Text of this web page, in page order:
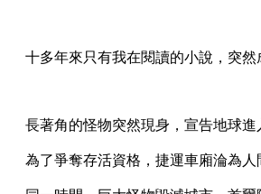
十多年來只有我在閱讀的小說，突然
長著角的怪物突然現身，宣告地球進
為了爭奪存活資格，捷運車廂淪為人